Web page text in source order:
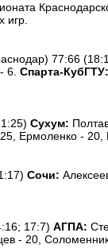
игр.
77:66
6. Спарта-КубГТУ:
Сухум:
Ермоленко - 20,
Сочи:
17:7) АГПА:
- 20,